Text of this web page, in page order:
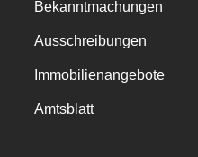
Bekanntmachungen
Ausschreibungen
Immobilienangebote
Amtsblatt